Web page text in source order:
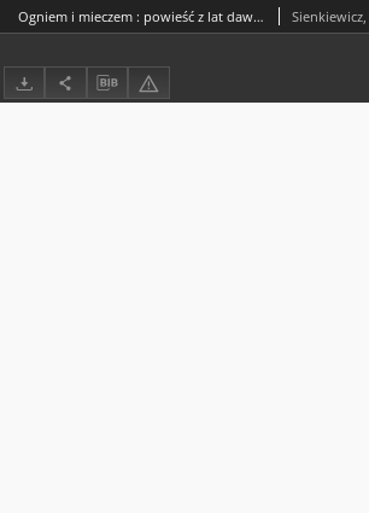
Ogniem i mieczem : powieść z lat dawnych. T. 1